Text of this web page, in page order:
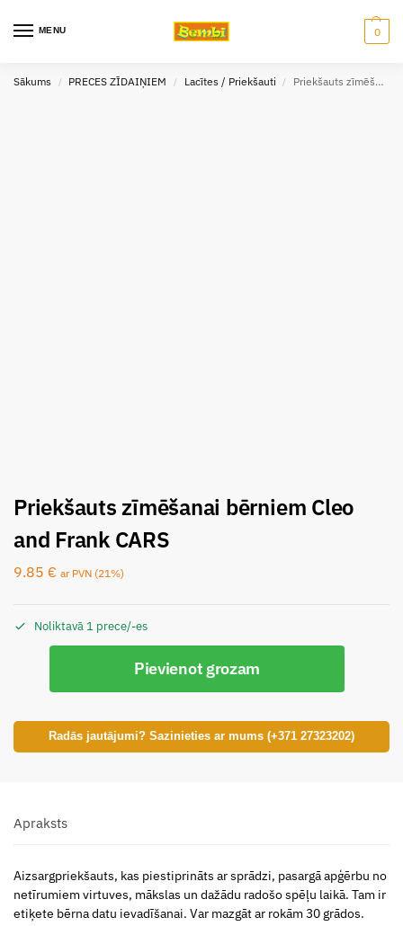
MENU 0
Sākums / PRECES ZĪDAIŅIEM / Lacītes / Priekšauti / Priekšauts zīmēšanai bērniem Cleo and Frank CARS
Priekšauts zīmēšanai bērniem Cleo
and Frank CARS
9.85 € ar PVN (21%)
Noliktavā 1 prece/-es
Pievienot grozam
Radās jautājumi? Sazinieties ar mums (+371 27323202)
Apraksts
Aizsargpriekšauts, kas piestiprināts ar sprādzi, pasargā apģērbu no
netīrumiem virtuves, mākslas un dažādu radošo spēļu laikā. Tam ir
etiķete bērna datu ievadīšanai. Var mazgāt ar rokām 30 grādos.